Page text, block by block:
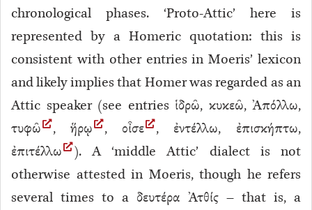
chronological phases. ‘Proto-Attic’ here is
represented by a Homeric quotation: this is
consistent with other entries in Moeris’ lexicon
and likely implies that Homer was regarded as an
Attic speaker (see entries ἱδρῶ, κυκεῶ, Ἀπόλλω,
τυφῶ
, ἥρῳ , οἶσε
, ἐντέλλω, ἐπισκήπτω,
ἐπιτέλλω
). A ‘middle Attic’ dialect is not
otherwise attested in Moeris, though he refers
several times to a δευτέρα Ἀτθίς – that is, a